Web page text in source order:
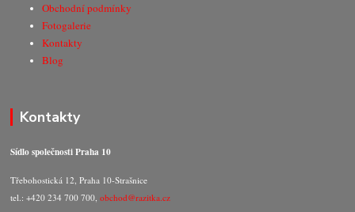
Obchodní podmínky
Fotogalerie
Kontakty
Blog
Kontakty
Sídlo společnosti Praha 10
Třebohostická 12, Praha 10-Strašnice
tel.: +420 234 700 700,obchod@razitka.cz